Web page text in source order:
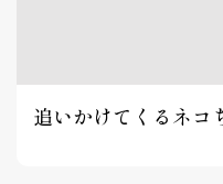
追いかけてくるネコ